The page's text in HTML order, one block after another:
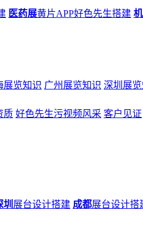
医药展黄片APP好色先生搭建
展览知识 广州展览知识 深圳展
质 好色先生污视频风采 客户见证
展台设计搭建 成都展台设计搭